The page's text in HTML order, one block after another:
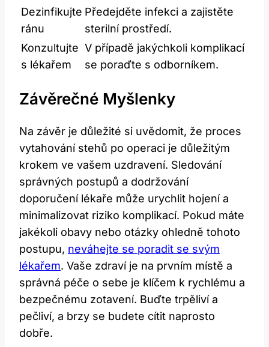
Dezinfikujte
ránu
Předejděte infekci a zajistěte
sterilní prostředí.
Konzultujte
s lékařem
V případě jakýchkoli komplikací
se poraďte s odborníkem.
Závěrečné Myšlenky
Na závěr je důležité si uvědomit, že proces
vytahování stehů po operaci je důležitým
krokem ve vašem uzdravení. Sledování
správných postupů a dodržování
doporučení lékaře může urychlit hojení a
minimalizovat riziko komplikací. Pokud máte
jakékoli obavy nebo otázky ohledně tohoto
postupu, neváhejte se poradit se svým
lékařem. Vaše zdraví je na prvním místě a
správná péče o sebe je klíčem k rychlému a
bezpečnému zotavení. Buďte trpěliví a
pečliví, a brzy se budete cítit naprosto
dobře.